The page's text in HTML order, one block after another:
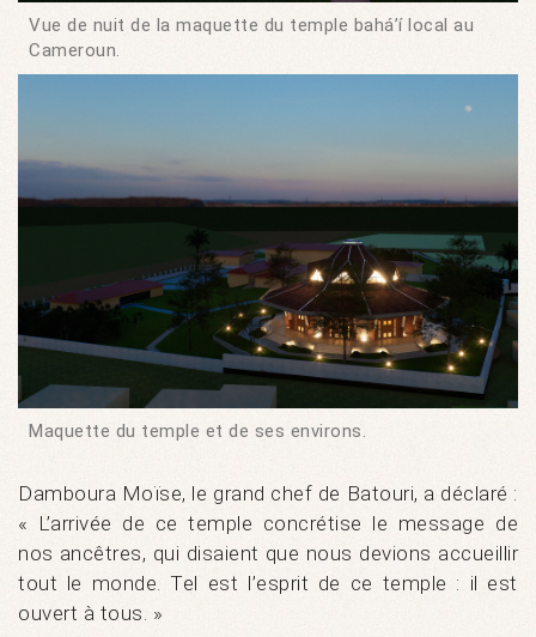
Vue de nuit de la maquette du temple bahá’í local au
Cameroun.
Maquette du temple et de ses environs.
Damboura Moïse, le grand chef de Batouri, a déclaré :
« L’arrivée de ce temple concrétise le message de
nos ancêtres, qui disaient que nous devions accueillir
tout le monde. Tel est l’esprit de ce temple : il est
ouvert à tous. »